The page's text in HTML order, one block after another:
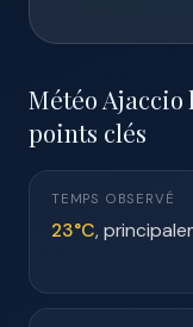
Météo Ajaccio
points clés
TEMPS OBSERVÉ
23°C,